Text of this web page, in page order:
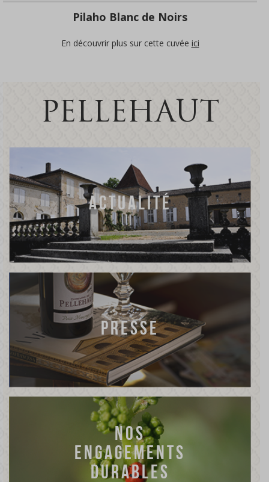
Pilaho Blanc de Noirs
En découvrir plus sur cette cuvée ici
PELLEHAUT
ACTUALITÉ
PRESSE
NOS
ENGAGEMENTS
DURABLES